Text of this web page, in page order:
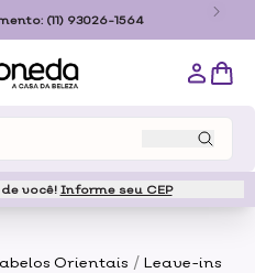
(11) 93026-1564
você! Informe seu CEP
Orientais / Leave-ins